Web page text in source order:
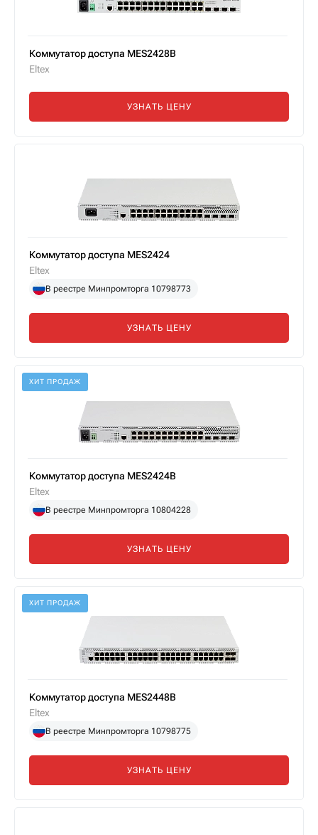
Коммутатор доступа MES2428B
Eltex
УЗНАТЬ ЦЕНУ
Коммутатор доступа MES2424
Eltex
В реестре Минпромторга 10798773
УЗНАТЬ ЦЕНУ
ХИТ ПРОДАЖ
Коммутатор доступа MES2424B
Eltex
В реестре Минпромторга 10804228
УЗНАТЬ ЦЕНУ
ХИТ ПРОДАЖ
Коммутатор доступа MES2448B
Eltex
В реестре Минпромторга 10798775
УЗНАТЬ ЦЕНУ